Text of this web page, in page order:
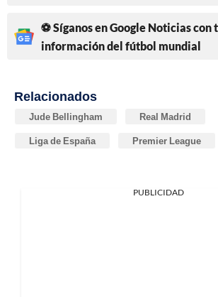
⚽ Síganos en Google Noticias con
información del fútbol mundial
Relacionados
Jude Bellingham Real Madrid
Liga de España Premier League
PUBLICIDAD